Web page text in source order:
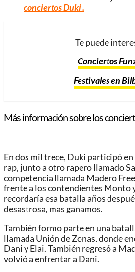
conciertos Duki.
Te puede
Conciertos
Festivales en
Más información sobre los
En dos mil trece, Duki participó
rap, junto a otro rapero llamado
competencia llamada Madero
frente a los contendientes Monto
recordaría esa batalla años
desastrosa, mas ganamos.
También formo parte en una
llamada Unión de Zonas, donde
Dani y Elai. También regresó a
volvió a enfrentar a Dani.